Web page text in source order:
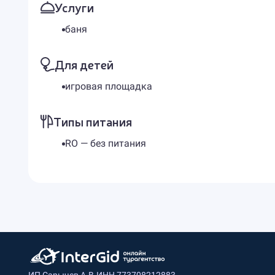
Услуги
баня
Для детей
игровая площадка
Типы питания
RO — без питания